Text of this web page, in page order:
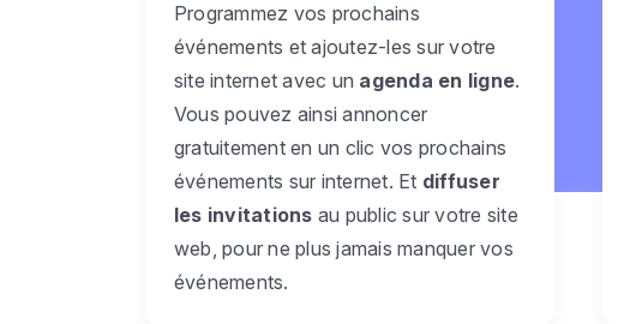
Programmez vos prochains
événements et ajoutez-les sur votre
site internet avec un agenda en ligne.
Vous pouvez ainsi annoncer
gratuitement en un clic vos prochains
événements sur internet. Et diffuser
les invitations au public sur votre site
web, pour ne plus jamais manquer vos
événements.